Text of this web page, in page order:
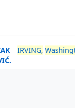
IRVING,